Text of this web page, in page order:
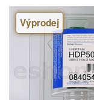
Výprodej